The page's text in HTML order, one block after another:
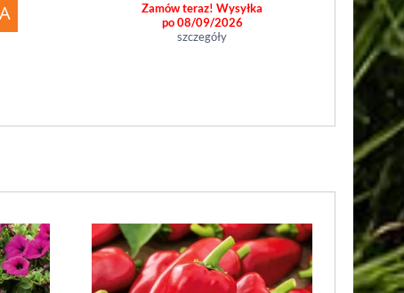
Zamów teraz! Wysyłka
po 08/09/2026
szczegóły